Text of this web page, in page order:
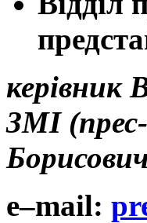
керівник
ЗМІ
e–mail: